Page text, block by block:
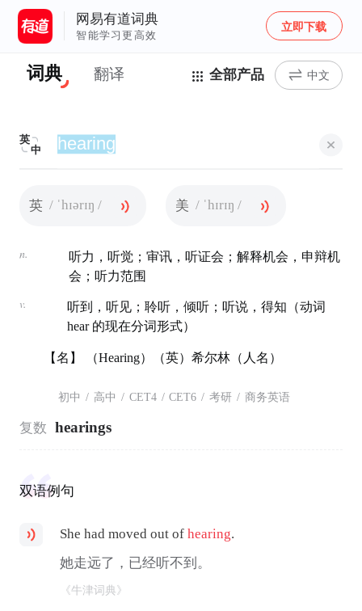
网易有道词典
智能学习更高效
立即下载
词典 翻译 全部产品 中文
英
中
英 / ˈhɪərɪŋ / 美 / ˈhɪrɪŋ /
n.
听力，听觉；审讯，听证会；解释机会，申辩机
会；听力范围
v.
听到，听见；聆听，倾听；听说，得知（动词
hear 的现在分词形式）
【名】 （Hearing）（英）希尔林（人名）
初中 / 高中 / CET4 / CET6 / 考研 / 商务英语
复数 hearings
双语例句
She had moved out ofhearing.
她走远了，已经听不到。
《牛津词典》